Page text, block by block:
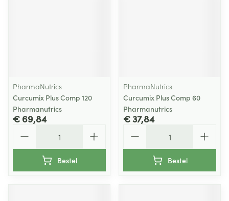
PharmaNutrics
Curcumix Plus Comp 120
Pharmanutrics
€ 69,84
Bestel
PharmaNutrics
Curcumix Plus Comp 60
Pharmanutrics
€ 37,84
Bestel